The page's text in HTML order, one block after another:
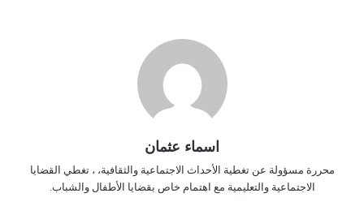
اسماء عثمان
محررة مسؤولة عن تغطية الأحداث الاجتماعية والثقافية، ، تغطي القضايا
الاجتماعية والتعليمية مع اهتمام خاص بقضايا الأطفال والشباب.